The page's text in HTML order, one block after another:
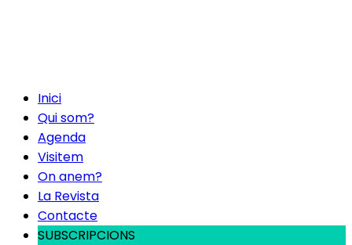
Inici
Qui som?
Agenda
Visitem
On anem?
La Revista
Contacte
SUBSCRIPCIONS